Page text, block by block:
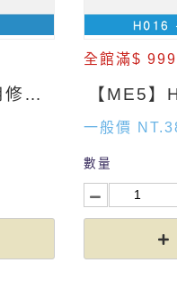
【ME5】H009 大兩用修甲刀
全館滿$
一般價
數量